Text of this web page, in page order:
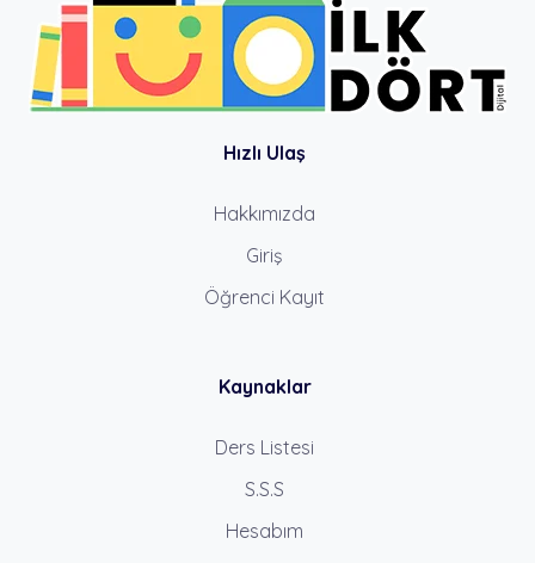
Hızlı Ulaş
Hakkımızda
Giriş
Öğrenci Kayıt
Kaynaklar
Ders Listesi
S.S.S
Hesabım